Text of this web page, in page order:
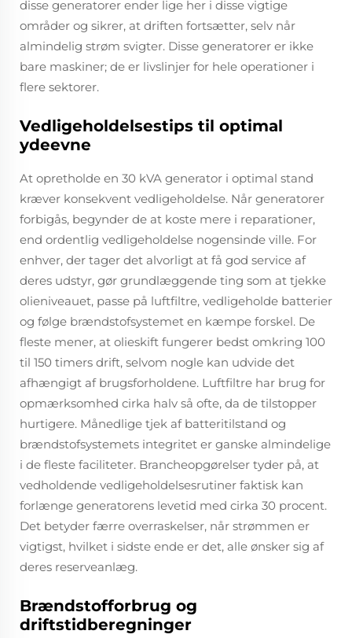
disse generatorer ender lige her i disse vigtige
områder og sikrer, at driften fortsætter, selv når
almindelig strøm svigter. Disse generatorer er ikke
bare maskiner; de er livslinjer for hele operationer i
flere sektorer.
Vedligeholdelsestips til optimal
ydeevne
At opretholde en 30 kVA generator i optimal stand
kræver konsekvent vedligeholdelse. Når generatorer
forbigås, begynder de at koste mere i reparationer,
end ordentlig vedligeholdelse nogensinde ville. For
enhver, der tager det alvorligt at få god service af
deres udstyr, gør grundlæggende ting som at tjekke
olieniveauet, passe på luftfiltre, vedligeholde batterier
og følge brændstofsystemet en kæmpe forskel. De
fleste mener, at olieskift fungerer bedst omkring 100
til 150 timers drift, selvom nogle kan udvide det
afhængigt af brugsforholdene. Luftfiltre har brug for
opmærksomhed cirka halv så ofte, da de tilstopper
hurtigere. Månedlige tjek af batteritilstand og
brændstofsystemets integritet er ganske almindelige
i de fleste faciliteter. Brancheopgørelser tyder på, at
vedholdende vedligeholdelsesrutiner faktisk kan
forlænge generatorens levetid med cirka 30 procent.
Det betyder færre overraskelser, når strømmen er
vigtigst, hvilket i sidste ende er det, alle ønsker sig af
deres reserveanlæg.
Brændstofforbrug og
driftstidberegninger